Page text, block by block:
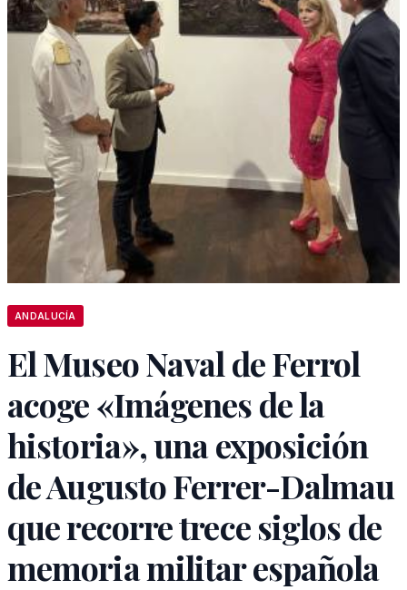
ANDALUCÍA
El Museo Naval de Ferrol
acoge «Imágenes de la
historia», una exposición
de Augusto Ferrer-Dalmau
que recorre trece siglos de
memoria militar española